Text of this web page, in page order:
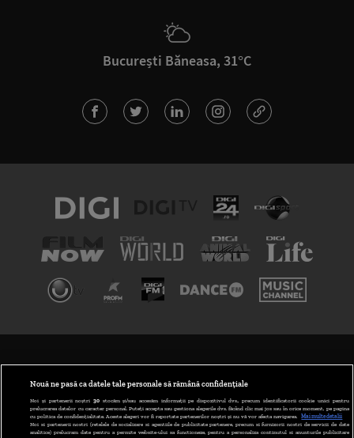
București Băneasa, 31°C
ABONARE DIGI TV
Nouă ne pasă ca datele tale personale să rămână confidențiale
Noi și partenerii noștri 30stocăm și/sau accesăm informații pe dispozitivul dvs., precum identificatorii cookie unici pentru
prelucrarea datelor cu caracter personal. Puteți accepta sau gestiona alegerile dvs. făcând clic mai jos sau în orice moment, pe pagina
cu politica de confidențialitate. Aceste alegeri vor fi raportate partenerilor noștri și nu vă vor afecta navigarea.
Mai multe detalii
Noi si partenerii nostri (retelele de socializare si agentiile de publicitate partenere, precum si furnizorii nostri de servicii de date
analitice) prelucram date pentru a permite website-ului sa functioneze, pentru a personaliza continutul si anunturile publicitare